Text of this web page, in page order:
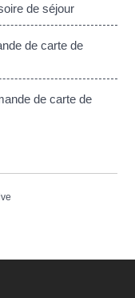
de séjour
de carte de
de carte de